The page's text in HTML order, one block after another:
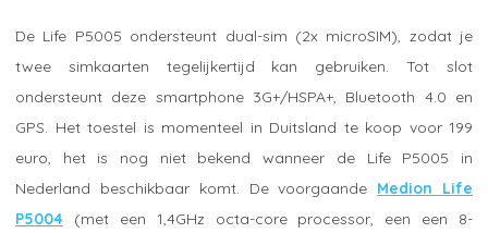
De Life P5005 ondersteunt dual-sim (2x microSIM), zodat je
twee simkaarten tegelijkertijd kan gebruiken. Tot slot
ondersteunt deze smartphone 3G+/HSPA+, Bluetooth 4.0 en
GPS. Het toestel is momenteel in Duitsland te koop voor 199
euro, het is nog niet bekend wanneer de Life P5005 in
Nederland beschikbaar komt. De voorgaande Medion Life
P5004 (met een 1,4GHz octa-core processor, een een 8-